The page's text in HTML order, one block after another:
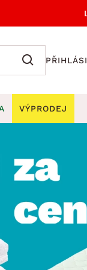
ORGANIZACE
židle a křesla
Zahradní stoly
houpačky
lehátka
VÝPRODEJ